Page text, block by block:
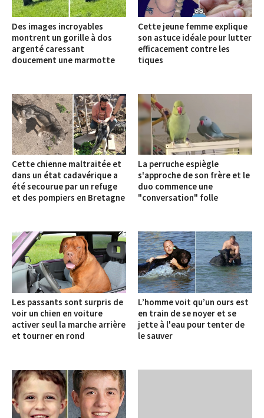
Des images incroyables
montrent un gorille à dos
argenté caressant
doucement une marmotte
Cette jeune femme explique
son astuce idéale pour lutter
efficacement contre les
tiques
Cette chienne maltraitée et
dans un état cadavérique a
été secourue par un refuge
et des pompiers en Bretagne
La perruche espiègle
s'approche de son frère et le
duo commence une
"conversation" folle
Les passants sont surpris de
voir un chien en voiture
activer seul la marche arrière
et tourner en rond
L’homme voit qu’un ours est
en train de se noyer et se
jette à l'eau pour tenter de
le sauver